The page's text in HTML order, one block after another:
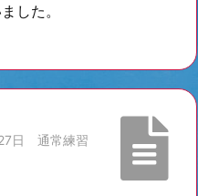
した。
日 通常練習